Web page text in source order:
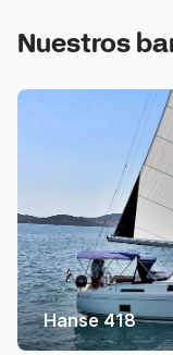
Nuestros
Hanse 418